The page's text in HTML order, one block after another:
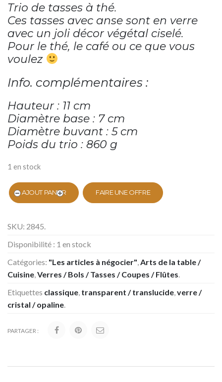
Trio de tasses à thé.
Ces tasses avec anse sont en verre
avec un joli décor végétal ciselé.
Pour le thé, le café ou ce que vous
voulez
Info. complémentaires :
Hauteur : 11 cm
Diamètre base : 7 cm
Diamètre buvant : 5 cm
Poids du trio : 860 g
1 en stock
AJOUT PANIER FAIRE UNE OFFRE
SKU: 2845
Disponibilité : 1 en stock
Catégories: "Les articles à négocier" Arts de la table /
Cuisine Verres / Bols / Tasses / Coupes / Flûtes
Etiquettes classique transparent / translucide verre /
cristal / opaline
PARTAGER :